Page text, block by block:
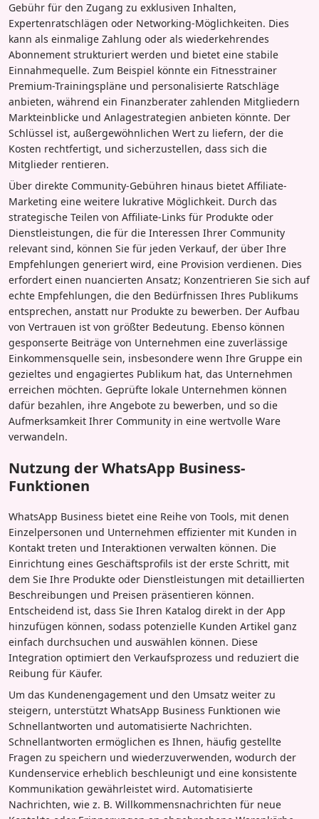
Gebühr für den Zugang zu exklusiven Inhalten,
Expertenratschlägen oder Networking-Möglichkeiten. Dies
kann als einmalige Zahlung oder als wiederkehrendes
Abonnement strukturiert werden und bietet eine stabile
Einnahmequelle. Zum Beispiel könnte ein Fitnesstrainer
Premium-Trainingspläne und personalisierte Ratschläge
anbieten, während ein Finanzberater zahlenden Mitgliedern
Markteinblicke und Anlagestrategien anbieten könnte. Der
Schlüssel ist, außergewöhnlichen Wert zu liefern, der die
Kosten rechtfertigt, und sicherzustellen, dass sich die
Mitglieder rentieren.
Über direkte Community-Gebühren hinaus bietet Affiliate-
Marketing eine weitere lukrative Möglichkeit. Durch das
strategische Teilen von Affiliate-Links für Produkte oder
Dienstleistungen, die für die Interessen Ihrer Community
relevant sind, können Sie für jeden Verkauf, der über Ihre
Empfehlungen generiert wird, eine Provision verdienen. Dies
erfordert einen nuancierten Ansatz; Konzentrieren Sie sich auf
echte Empfehlungen, die den Bedürfnissen Ihres Publikums
entsprechen, anstatt nur Produkte zu bewerben. Der Aufbau
von Vertrauen ist von größter Bedeutung. Ebenso können
gesponserte Beiträge von Unternehmen eine zuverlässige
Einkommensquelle sein, insbesondere wenn Ihre Gruppe ein
gezieltes und engagiertes Publikum hat, das Unternehmen
erreichen möchten. Geprüfte lokale Unternehmen können
dafür bezahlen, ihre Angebote zu bewerben, und so die
Aufmerksamkeit Ihrer Community in eine wertvolle Ware
verwandeln.
Nutzung der WhatsApp Business-
Funktionen
WhatsApp Business bietet eine Reihe von Tools, mit denen
Einzelpersonen und Unternehmen effizienter mit Kunden in
Kontakt treten und Interaktionen verwalten können. Die
Einrichtung eines Geschäftsprofils ist der erste Schritt, mit
dem Sie Ihre Produkte oder Dienstleistungen mit detaillierten
Beschreibungen und Preisen präsentieren können.
Entscheidend ist, dass Sie Ihren Katalog direkt in der App
hinzufügen können, sodass potenzielle Kunden Artikel ganz
einfach durchsuchen und auswählen können. Diese
Integration optimiert den Verkaufsprozess und reduziert die
Reibung für Käufer.
Um das Kundenengagement und den Umsatz weiter zu
steigern, unterstützt WhatsApp Business Funktionen wie
Schnellantworten und automatisierte Nachrichten.
Schnellantworten ermöglichen es Ihnen, häufig gestellte
Fragen zu speichern und wiederzuverwenden, wodurch der
Kundenservice erheblich beschleunigt und eine konsistente
Kommunikation gewährleistet wird. Automatisierte
Nachrichten, wie z. B. Willkommensnachrichten für neue